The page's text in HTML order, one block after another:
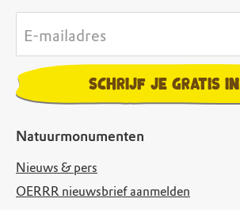
Natuurmonumenten
Nieuws & pers
OERRR nieuwsbrief aanmelden
E-mailadres
Schrijf je gratis in